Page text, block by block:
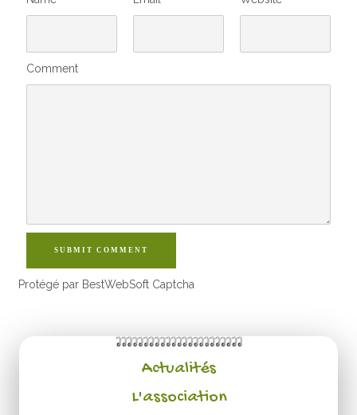
Comment
SUBMIT COMMENT
Protégé par BestWebSoft Captcha
Actualités
L'association